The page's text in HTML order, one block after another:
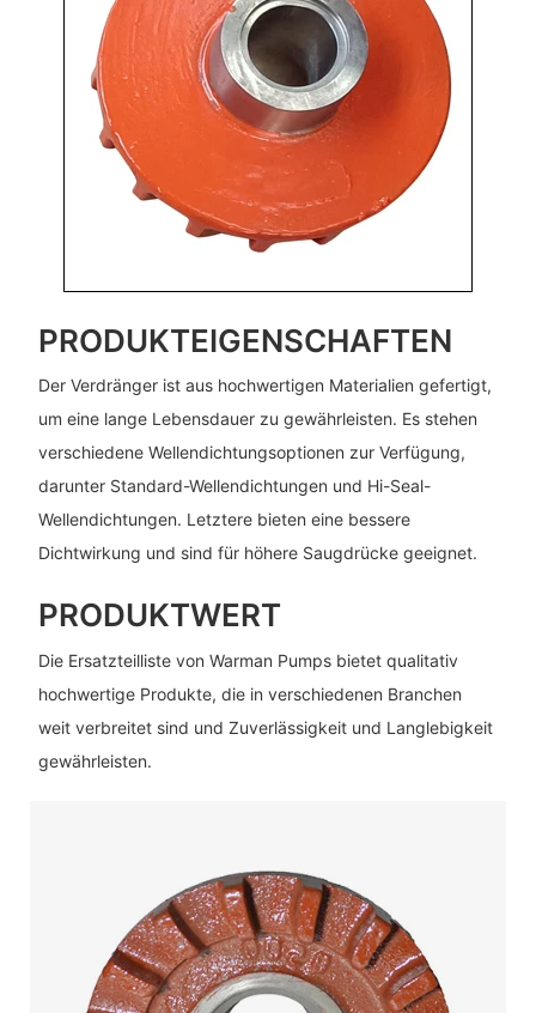
PRODUKTEIGENSCHAFTEN
Der Verdränger ist aus hochwertigen Materialien gefertigt,
um eine lange Lebensdauer zu gewährleisten. Es stehen
verschiedene Wellendichtungsoptionen zur Verfügung,
darunter Standard-Wellendichtungen und Hi-Seal-
Wellendichtungen. Letztere bieten eine bessere
Dichtwirkung und sind für höhere Saugdrücke geeignet.
PRODUKTWERT
Die Ersatzteilliste von Warman Pumps bietet qualitativ
hochwertige Produkte, die in verschiedenen Branchen
weit verbreitet sind und Zuverlässigkeit und Langlebigkeit
gewährleisten.